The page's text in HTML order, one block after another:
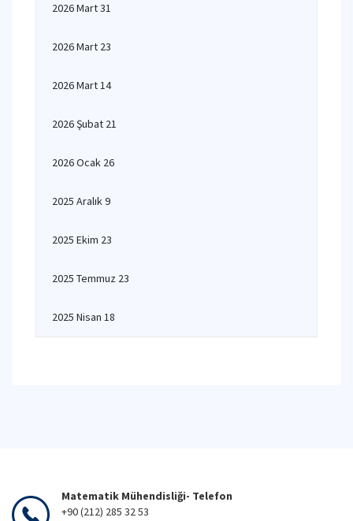
2026 Mart 31
2026 Mart 23
2026 Mart 14
2026 Şubat 21
2026 Ocak 26
2025 Aralık 9
2025 Ekim 23
2025 Temmuz 23
2025 Nisan 18
Matematik Mühendisliği- Telefon
+90 (212) 285 32 53